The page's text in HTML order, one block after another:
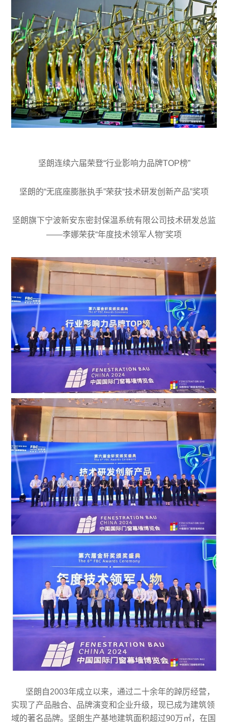
坚朗连续六届荣登“行业影响力品牌TOP榜”
坚朗的“无底座膨胀执手”荣获“技术研发创新产品”奖项
坚朗旗下宁波新安东密封保温系统有限公司技术研发总监
——李娜荣获“年度技术领军人物”奖项
坚朗自2003年成立以来，通过二十余年的踔厉经营，
实现了产品融合、品牌演变和企业升级，现已成为建筑领
域的著名品牌。坚朗生产基地建筑面积超过90万㎡，在国